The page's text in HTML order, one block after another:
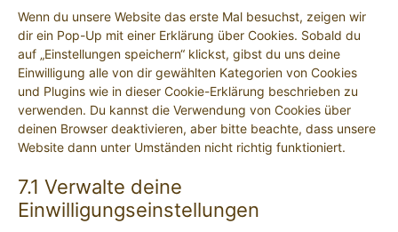
Wenn du unsere Website das erste Mal besuchst, zeigen wir
dir ein Pop-Up mit einer Erklärung über Cookies. Sobald du
auf „Einstellungen speichern“ klickst, gibst du uns deine
Einwilligung alle von dir gewählten Kategorien von Cookies
und Plugins wie in dieser Cookie-Erklärung beschrieben zu
verwenden. Du kannst die Verwendung von Cookies über
deinen Browser deaktivieren, aber bitte beachte, dass unsere
Website dann unter Umständen nicht richtig funktioniert.
7.1 Verwalte deine
Einwilligungseinstellungen